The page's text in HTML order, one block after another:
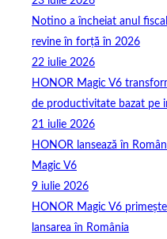
Notino a încheiat anul
revine în forță în 2026
22 iulie 2026
HONOR Magic V6
de productivitate bazat pe
21 iulie 2026
HONOR lansează în
Magic V6
9 iulie 2026
HONOR Magic V6
lansarea în România